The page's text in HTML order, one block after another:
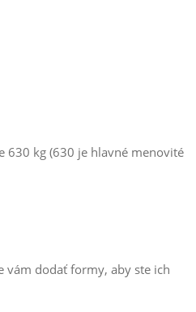
630 kg (630 je hlavné menovité
vám dodať formy, aby ste ich